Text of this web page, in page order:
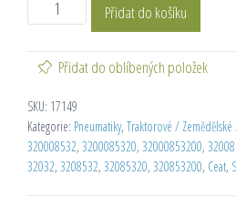
Přidat do košíku
Přidat do oblíbených položek
SKU: 17149
Kategorie: Pneumatiky, Traktorové /
320008532, 3200085320, 32000853200,
32032, 3208532, 32085320, 320853200, Ceat,